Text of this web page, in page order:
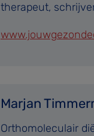
therapeut,
Marjan
Orthomoleculair